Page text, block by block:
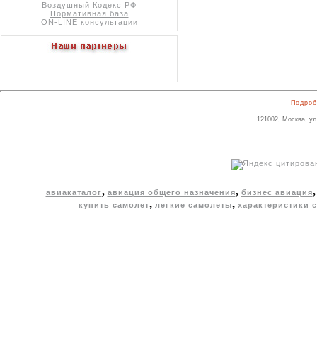
Воздушный Кодекс РФ
Нормативная база
ON-LINE консультации
121002, Москва,
авиакаталог, авиация общего назначения, бизнес авиация
купить самолет, легкие самолеты, характеристики